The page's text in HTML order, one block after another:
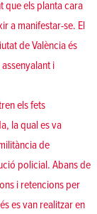
que els planta cara
a manifestar-se. El
de València és
i
els fets
la qual es va
de
policial. Abans de
i retencions per
es van realitzar en